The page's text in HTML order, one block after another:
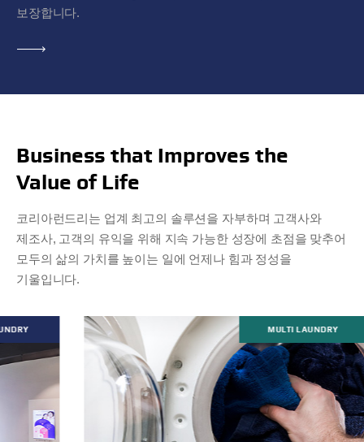
사용까지 가능합니다.
보기
보장합니다.
보기
Business that Improves the
Value of Life
코리아런드리는 업계 최고의 솔루션을 자부하며 고객사와
제조사, 고객의 유익을 위해 지속 가능한 성장에 초점을 맞추어
모두의 삶의 가치를 높이는 일에 언제나 힘과 정성을
기울입니다.
MULTI LAUNDRY